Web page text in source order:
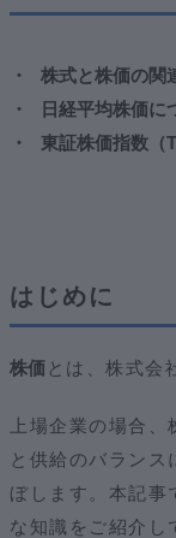
①TOPIXの特徴
４．まとめ
おわりに
株式と株価の関
日経平均株価に
東証株価指数（
はじめに
株価 とは、株式会
上場企業の場合
と供給のバランス
ぼします。本記事
な知識をご紹介し